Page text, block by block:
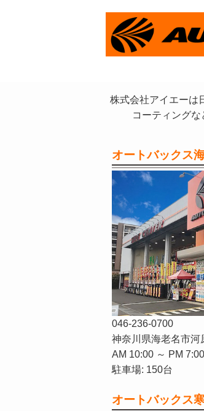
株式会社アイエーは
コーティング
オートバックス
046-236-0700
神奈川県海老名市河
AM 10:00 ～ PM 7:00
駐車場: 150台
オートバックス